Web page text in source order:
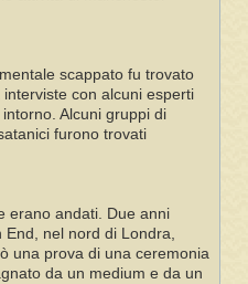
scappato fu trovato
con alcuni esperti
Alcuni gruppi di
furono trovati
erano andati. Due anni
nel nord di Londra,
una prova di una ceremonia
da un medium e da un